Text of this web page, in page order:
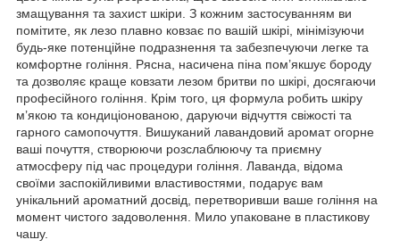
змащування та захист шкіри. З кожним застосуванням ви
помітите, як лезо плавно ковзає по вашій шкірі, мінімізуючи
будь-яке потенційне подразнення та забезпечуючи легке та
комфортне гоління. Рясна, насичена піна пом’якшує бороду
та дозволяє краще ковзати лезом бритви по шкірі, досягаючи
професійного гоління. Крім того, ця формула робить шкіру
м’якою та кондиціонованою, даруючи відчуття свіжості та
гарного самопочуття. Вишуканий лавандовий аромат огорне
ваші почуття, створюючи розслаблюючу та приємну
атмосферу під час процедури гоління. Лаванда, відома
своїми заспокійливими властивостями, подарує вам
унікальний ароматний досвід, перетворивши ваше гоління на
момент чистого задоволення. Мило упаковане в пластикову
чашу.